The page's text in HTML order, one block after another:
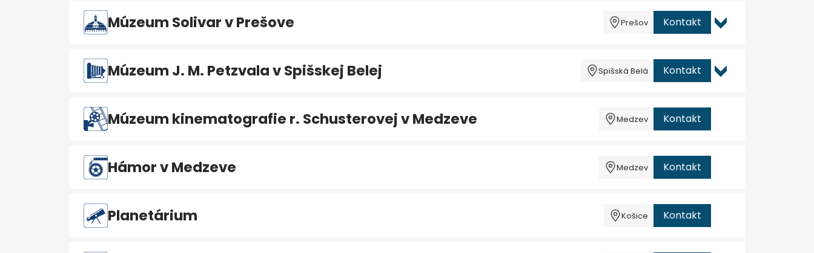
Múzeum Solivar v Prešove Prešov Kontakt
Múzeum J. M. Petzvala v Spišskej Belej Spišská Belá Kontakt
Múzeum kinematografie r. Schusterovej v Medzeve Medzev Kontakt
Hámor v Medzeve Medzev Kontakt
Planetárium Košice Kontakt